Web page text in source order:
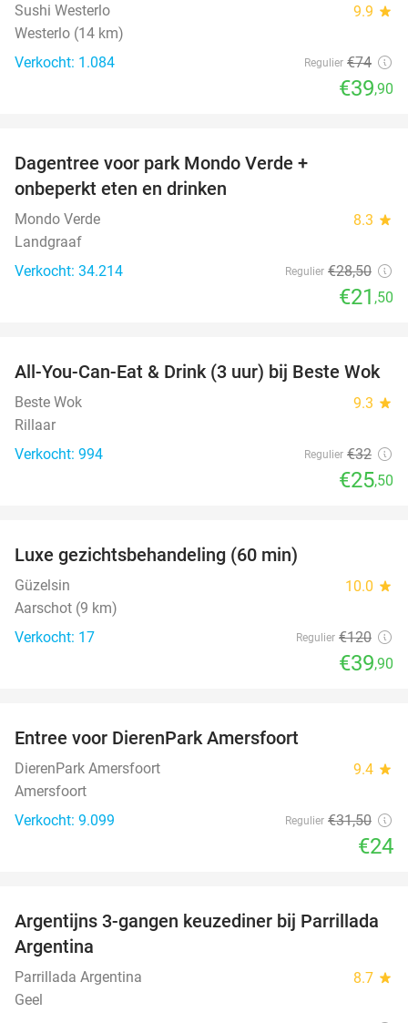
Sushi Westerlo 9.9 star
Westerlo (14 km)
Verkocht: 1.084
Regulier €74
€39,90
Dagentree voor park Mondo Verde +
onbeperkt eten en drinken
Mondo Verde 8.3 star
Landgraaf
Verkocht: 34.214
Regulier €28,50
€21 ,50
20%
All-You-Can-Eat & Drink (3 uur) bij Beste Wok
Beste Wok 9.3 star
Rillaar
Verkocht: 994
Regulier €32
€25,50
Luxe gezichtsbehandeling (60 min)
Güzelsin 10.0 star
Aarschot (9 km)
Verkocht: 17
Regulier €120
€39,90
Entree voor DierenPark Amersfoort
DierenPark Amersfoort 9.4 star
Amersfoort
Verkocht: 9.099
Regulier €31,50
€24
51%
Argentijns 3-gangen keuzediner bij Parrillada
Argentina
Parrillada Argentina 8.7 star
Geel